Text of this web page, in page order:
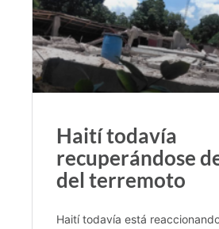
Haití todavía
recuperándose
del terremoto
Haití todavía está